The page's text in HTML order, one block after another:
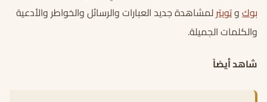
بوكوتويترلمشاهدة جديد العبارات والرسائل والخواطر والأدعية
والكلمات الجميلة.
شاهد أيضاً